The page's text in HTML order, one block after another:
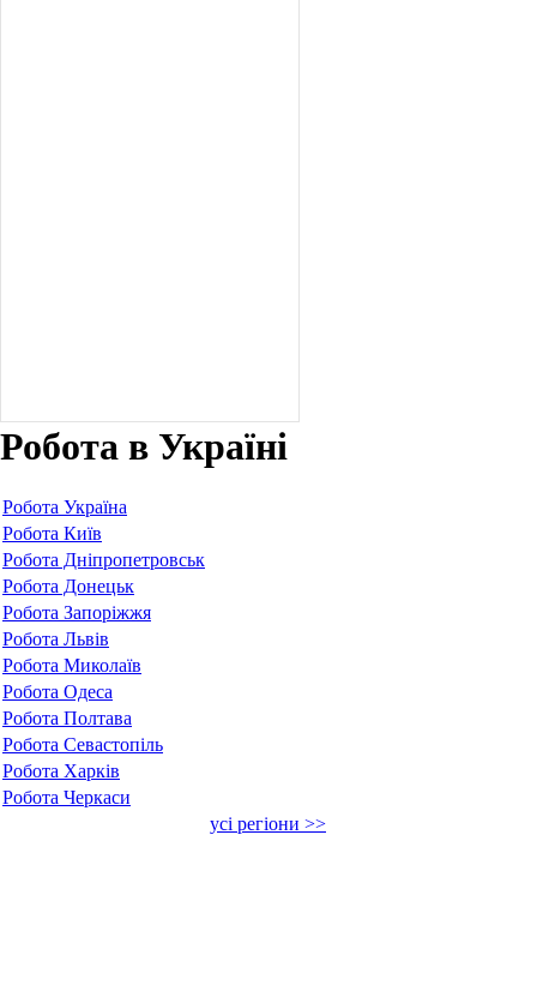
Робота в Україні
Робота Україна
Робота Київ
Робота Дніпропетровськ
Робота Донецьк
Робота Запоріжжя
Робота Львів
Робота Миколаїв
Робота Одеса
Робота Полтава
Робота Севастопіль
Робота Харків
Робота Черкаси
усі регіони >>